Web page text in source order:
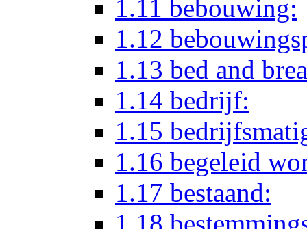
1.11 bebouwing:
1.12
1.13 bed and
1.14 bedrijf:
1.15
1.16 begeleid
1.17 bestaand:
1.18